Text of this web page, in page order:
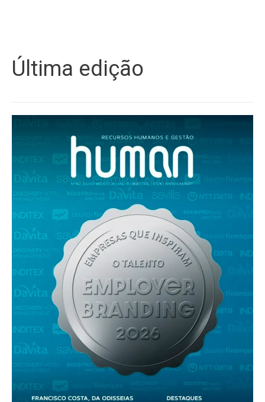
Última edição